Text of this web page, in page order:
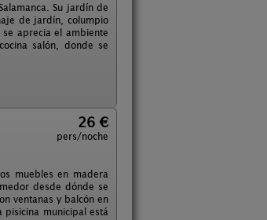
Su jardín de
de jardín, columpio
aprecia el ambiente
salón, donde se
26 €
pers/noche
muebles en madera
desde dónde se
ventanas y balcón en
pisicina municipal está